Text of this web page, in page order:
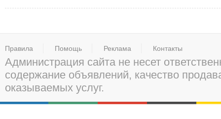
Правила Помощь Реклама Контакты
Администрация сайта не несет
содержание объявлений, качество
оказываемых услуг.